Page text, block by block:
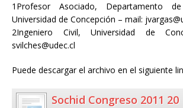
1Profesor Asociado, Departamento
Universidad de Concepción – mail:
2Ingeniero Civil, Universidad de
svilches@udec.cl
Puede descargar el archivo en el siguiente
Sochid Congreso 2011 20